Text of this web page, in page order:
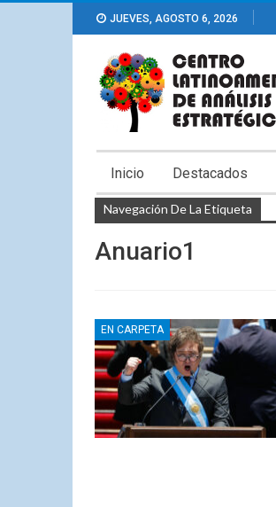
JUEVES, AGOSTO 6, 2026
Inicio Destacados
Navegación De La Etiqueta
Anuario1
EN CARPETA